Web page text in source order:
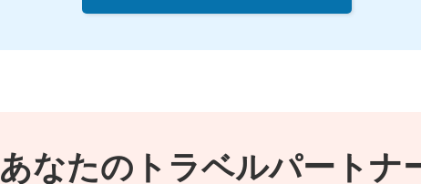
あなたのトラベルパートナ